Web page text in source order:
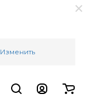
Изменить